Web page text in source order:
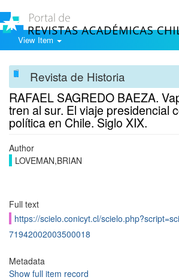
View Item
Revista de Historia
RAFAEL SAGREDO BAEZA.
tren al sur. El viaje presidencial
política en Chile. Siglo XIX.
Author
LOVEMAN,BRIAN
Full text
https://scielo.conicyt.cl/
71942002003500018
Metadata
Show full item record